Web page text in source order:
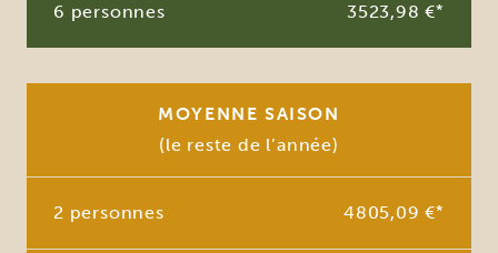
6 personnes 3523,98 €*
MOYENNE SAISON
(le reste de l’année)
2 personnes 4805,09 €*